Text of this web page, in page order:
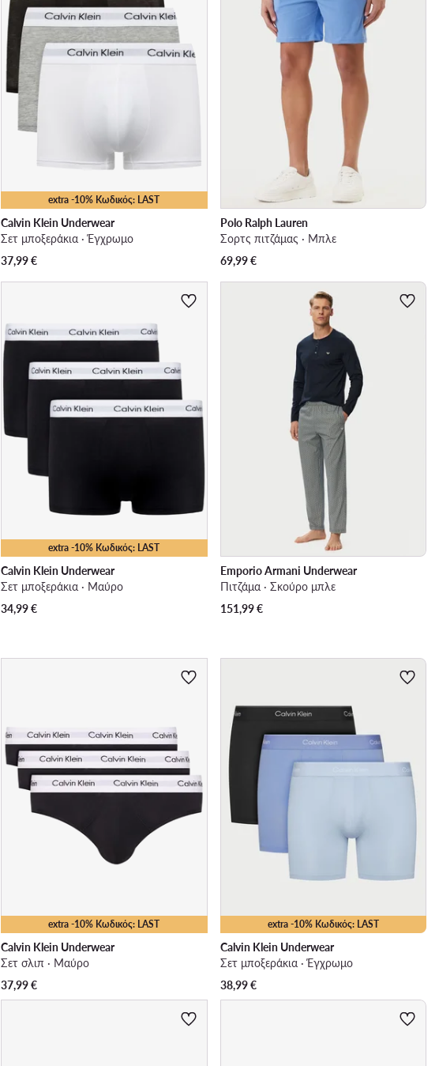
extra -10% Κωδικός: LAST
Calvin Klein Underwear
Σετ μποξεράκια · Έγχρωμο
37,99€
Polo Ralph Lauren
Σορτς πιτζάμας · Μπλε
69,99€
extra -10% Κωδικός: LAST
Calvin Klein Underwear
Σετ μποξεράκια · Μαύρο
34,99€
Emporio Armani Underwear
Πιτζάμα · Σκούρο μπλε
151,99€
extra -10% Κωδικός: LAST
Calvin Klein Underwear
Σετ σλιπ · Μαύρο
37,99€
extra -10% Κωδικός: LAST
Calvin Klein Underwear
Σετ μποξεράκια · Έγχρωμο
38,99€